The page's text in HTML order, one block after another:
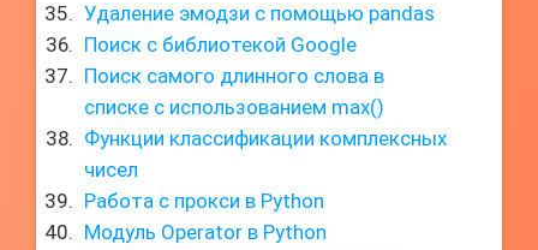
Удаление эмодзи с помощью pandas
Поиск с библиотекой Google
Поиск самого длинного слова в
списке с использованием max()
Функции классификации комплексных
чисел
Работа с прокси в Python
Модуль Operator в Python